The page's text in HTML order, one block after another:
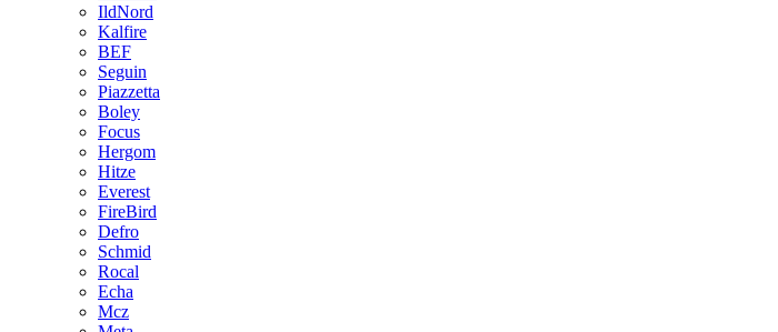
IldNord
Kalfire
BEF
Seguin
Piazzetta
Boley
Focus
Hergom
Hitze
Everest
FireBird
Defro
Schmid
Rocal
Echa
Mcz